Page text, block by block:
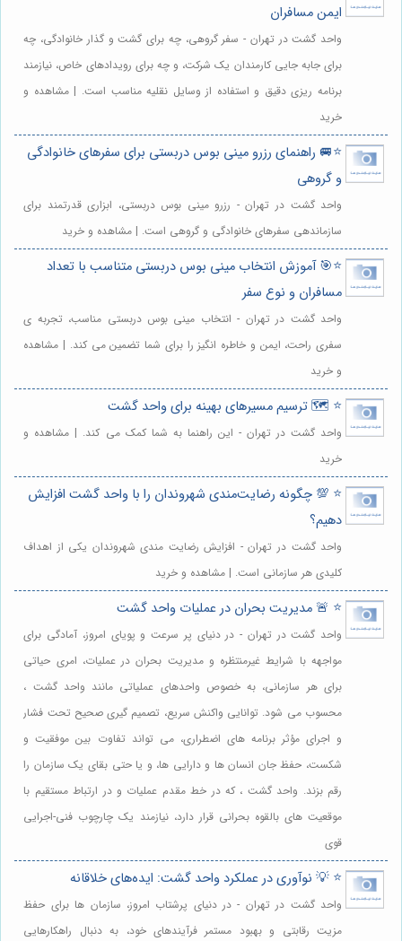
ایمن مسافران
واحد گشت در تهران - سفر گروهی، چه برای گشت و گذار خانوادگی، چه
برای جابه جایی کارمندان یک شرکت، و چه برای رویدادهای خاص، نیازمند
برنامه ریزی دقیق و استفاده از وسایل نقلیه مناسب است. | مشاهده و
خرید
⭐️🚐 راهنمای رزرو مینی بوس دربستی برای سفرهای خانوادگی
و گروهی
واحد گشت در تهران - رزرو مینی بوس دربستی، ابزاری قدرتمند برای
سازماندهی سفرهای خانوادگی و گروهی است. | مشاهده و خرید
⭐️🎯 آموزش انتخاب مینی بوس دربستی متناسب با تعداد
مسافران و نوع سفر
واحد گشت در تهران - انتخاب مینی بوس دربستی مناسب، تجربه ی
سفری راحت، ایمن و خاطره انگیز را برای شما تضمین می کند. | مشاهده
و خرید
⭐️ 🗺️ ترسیم مسیرهای بهینه برای واحد گشت
واحد گشت در تهران - این راهنما به شما کمک می کند. | مشاهده و
خرید
⭐️ 💯 چگونه رضایت‌مندی شهروندان را با واحد گشت افزایش
دهیم؟
واحد گشت در تهران - افزایش رضایت مندی شهروندان یکی از اهداف
کلیدی هر سازمانی است. | مشاهده و خرید
⭐️ 🚨 مدیریت بحران در عملیات واحد گشت
واحد گشت در تهران - در دنیای پر سرعت و پویای امروز، آمادگی برای
مواجهه با شرایط غیرمنتظره و مدیریت بحران در عملیات، امری حیاتی
برای هر سازمانی، به خصوص واحدهای عملیاتی مانند واحد گشت ،
محسوب می شود. توانایی واکنش سریع، تصمیم گیری صحیح تحت فشار
و اجرای مؤثر برنامه های اضطراری، می تواند تفاوت بین موفقیت و
شکست، حفظ جان انسان ها و دارایی ها، و یا حتی بقای یک سازمان را
رقم بزند. واحد گشت ، که در خط مقدم عملیات و در ارتباط مستقیم با
موقعیت های بالقوه بحرانی قرار دارد، نیازمند یک چارچوب فنی-اجرایی
قوی
⭐️ 💡 نوآوری در عملکرد واحد گشت: ایده‌های خلاقانه
واحد گشت در تهران - در دنیای پرشتاب امروز، سازمان ها برای حفظ
مزیت رقابتی و بهبود مستمر فرآیندهای خود، به دنبال راهکارهایی